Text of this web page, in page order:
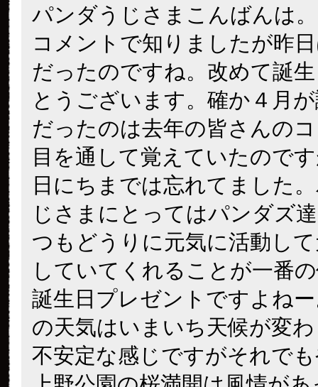
パンダうじさまこんばんは
コメントで知りましたが昨
だったのですね。改めて誕
とうございます。確か４月
だったのは去年の皆さんの
目を通して覚えていたので
日にちまでは忘れてました
じさまにとってはパンダズ
つもどうりに元気に活動し
していてくれることが一番
誕生日プレゼントですよね
の天気はいまいち天候が変
不安定な感じですがそれで